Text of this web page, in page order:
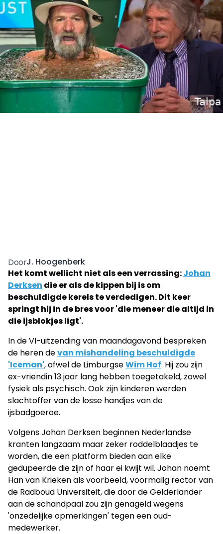
DoorJ. Hoogenberk
Het komt wellicht niet als een verrassing:Johan
Derksen die er als de kippen bij is om
beschuldigde kerels te verdedigen. Dit keer
springt hij in de bres voor 'die meneer die altijd in
die ijsblokjes ligt'.
In de VI-uitzending van maandagavond bespreken
de heren devan mishandeling beschuldigde
'Iceman', ofwel de LimburgseWim Hof. Hij zou zijn
ex-vriendin 13 jaar lang hebben toegetakeld, zowel
fysiek als psychisch. Ook zijn kinderen werden
slachtoffer van de losse handjes van de
ijsbadgoeroe.
Volgens Johan Derksen beginnen Nederlandse
kranten langzaam maar zeker roddelblaadjes te
worden, die een platform bieden aan elke
gedupeerde die zijn of haar ei kwijt wil. Johan noemt
Han van Krieken als voorbeeld, voormalig rector van
de Radboud Universiteit, die door de Gelderlander
aan de schandpaal zou zijn genageld wegens
'onzedelijke opmerkingen' tegen een oud-
medewerker.